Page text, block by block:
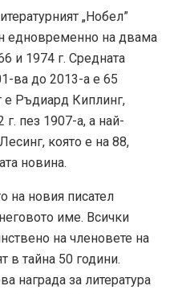
„Нобел”
едновременно на двама
и 1974 г. Средната
ва до 2013-а е 65
е Ръдиард Киплинг,
г. пез 1907-а, а най-
която е на 88,
новина.
на новия писател
име. Всички
на членовете на
в тайна 50 години.
награда за литература